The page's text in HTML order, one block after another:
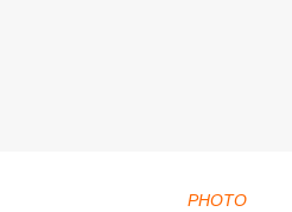
PHOTO